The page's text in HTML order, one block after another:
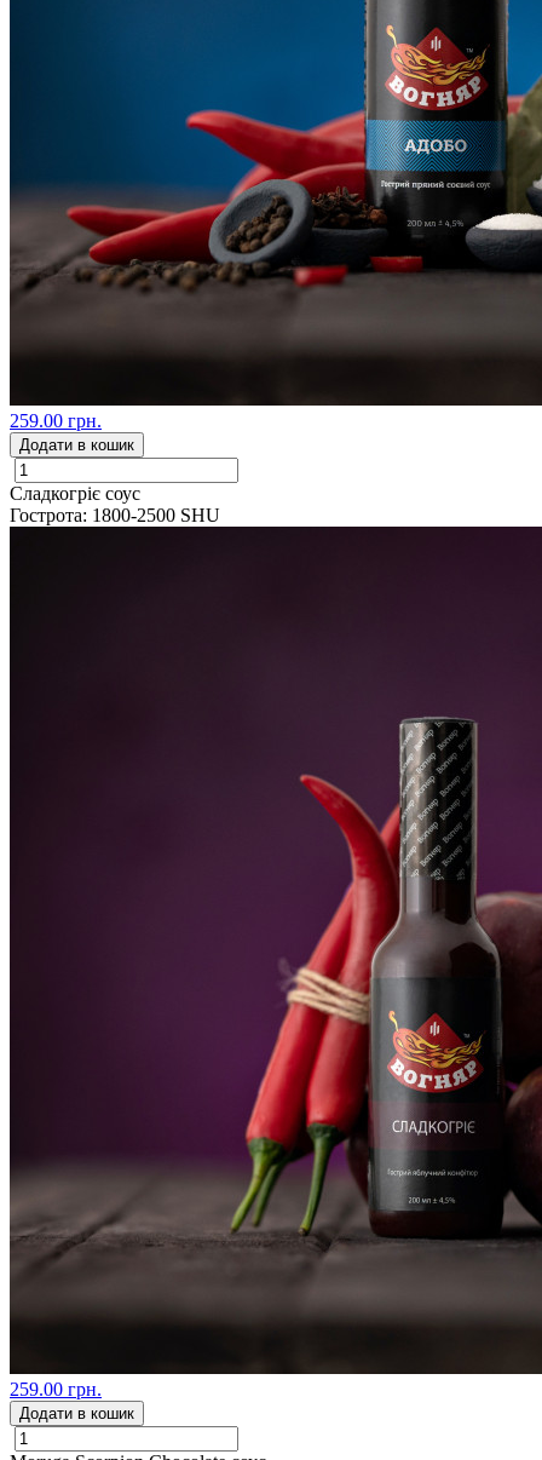
259.00 грн.
Додати в кошик
Сладкогріє соус
Гострота: 1800-2500 SHU
259.00 грн.
Додати в кошик